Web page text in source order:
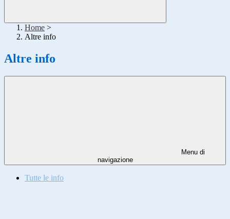
Home >
Altre info
Altre info
Menu di
navigazione
Tutte le info